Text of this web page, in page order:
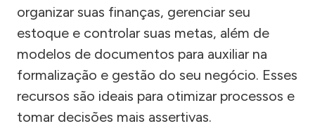
organizar suas finanças, gerenciar seu
estoque e controlar suas metas, além de
modelos de documentos para auxiliar na
formalização e gestão do seu negócio. Esses
recursos são ideais para otimizar processos e
tomar decisões mais assertivas.